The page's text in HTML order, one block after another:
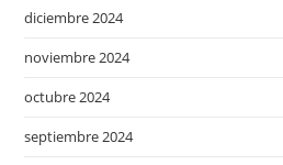
diciembre 2024
noviembre 2024
octubre 2024
septiembre 2024